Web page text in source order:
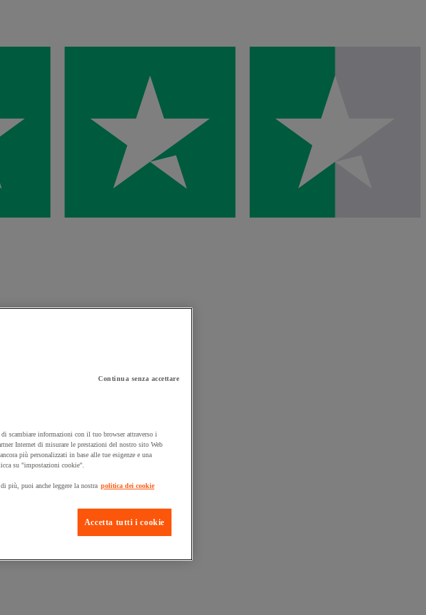
Prodotti in pronta consegna
Continua senza accettare
scambiare informazioni con il tuo browser attraverso i
Internet di misurare le prestazioni del nostro sito Web
più personalizzati in base alle tue esigenze e una
su "impostazioni cookie".
più, puoi anche leggere la nostra politica dei cookie
Accetta tutti i cookie